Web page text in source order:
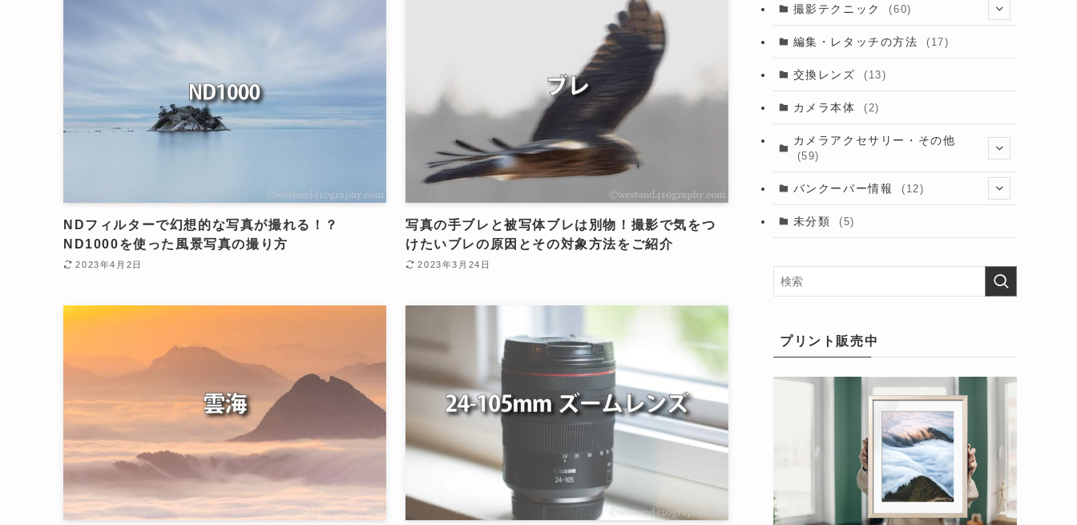
NDフィルターで幻想的な写真が撮れる！？
ND1000を使った風景写真の撮り方
2023年4月2日
写真の手ブレと被写体ブレは別物！撮影で気をつ
けたいブレの原因とその対象方法をご紹介
2023年3月24日
(13)
(6)
撮影テクニック (60)
(8)
編集・レタッチの方法 (17)
交換レンズ (13)
カメラ本体 (2)
カメラアクセサリー・その他
(59)
(2)
バンクーバー情報 (12)
未分類 (5)
プリント販売中